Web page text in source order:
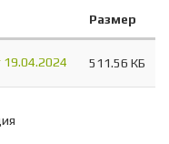
Размер
19.04.2024 511.56 КБ